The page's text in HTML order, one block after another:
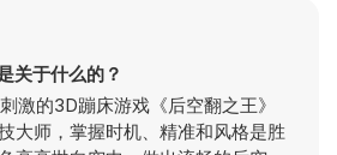
关于什么的？
激的3D蹦床游戏《后空翻之王》
大师，掌握时机、精准和风格是胜